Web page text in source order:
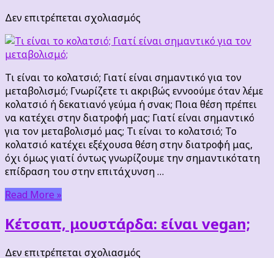
Δεν επιτρέπεται σχολιασμός
είναι
Γιατί
είναι
σημαντικό
για
τον
μεταβολισμό;
Τι είναι το κολατσιό; Γιατί είναι σημαντικό για τον
μεταβολισμό; Γνωρίζετε τι ακριβώς εννοούμε όταν λέμε
κολατσιό ή δεκατιανό γεύμα ή σνακ; Ποια θέση πρέπει
να κατέχει στην διατροφή μας; Γιατί είναι σημαντικό
για τον μεταβολισμό μας; Τι είναι το κολατσιό; Το
κολατσιό κατέχει εξέχουσα θέση στην διατροφή μας,
όχι όμως γιατί όντως γνωρίζουμε την σημαντικότατη
επίδραση του στην επιτάχυνση …
Read More »
Κέτσαπ, μουστάρδα: είναι vegan;
Δεν επιτρέπεται σχολιασμός